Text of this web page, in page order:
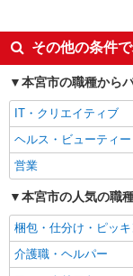
※
キープ
未経験歓迎
週2～3日勤務OK
交通費支給
その他の条件
本宮市の職種から
IT・クリエイティブ
ヘルス・ビューティー
営業
本宮市の人気の職
梱包・仕分け・ピッ
介護職・ヘルパー